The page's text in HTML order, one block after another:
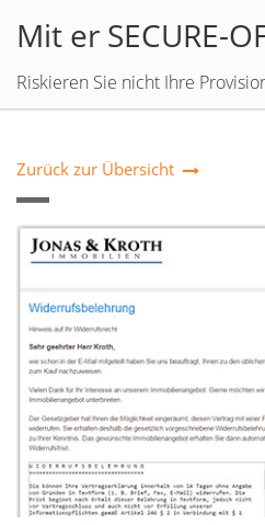
Mit er SECURE-
Riskieren Sie nicht Ihre
Zurück zur Übersicht